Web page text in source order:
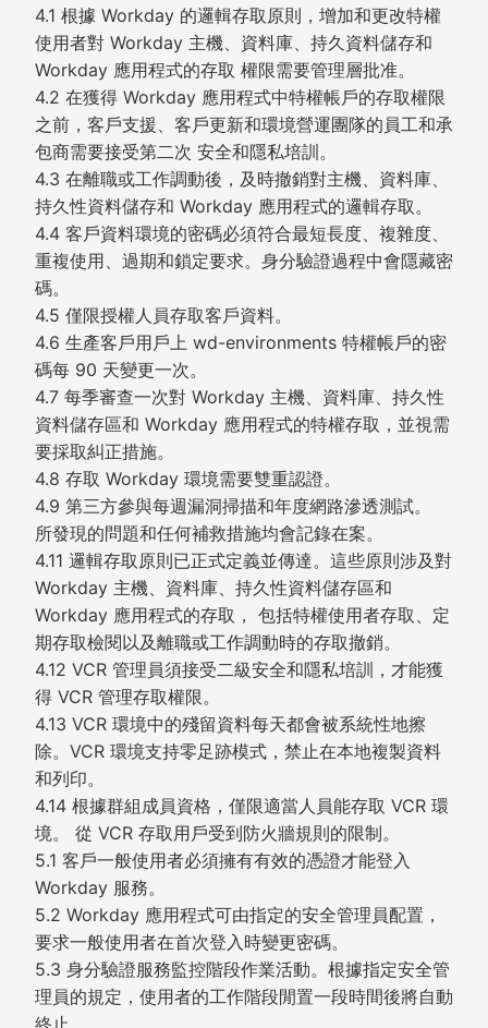
4.1 根據 Workday 的邏輯存取原則，增加和更改特權
使用者對 Workday 主機、資料庫、持久資料儲存和
Workday 應用程式的存取 權限需要管理層批准。
4.2 在獲得 Workday 應用程式中特權帳戶的存取權限
之前，客戶支援、客戶更新和環境營運團隊的員工和承
包商需要接受第二次 安全和隱私培訓。
4.3 在離職或工作調動後，及時撤銷對主機、資料庫、
持久性資料儲存和 Workday 應用程式的邏輯存取。
4.4 客戶資料環境的密碼必須符合最短長度、複雜度、
重複使用、過期和鎖定要求。身分驗證過程中會隱藏密
碼。
4.5 僅限授權人員存取客戶資料。
4.6 生產客戶用戶上 wd-environments 特權帳戶的密
碼每 90 天變更一次。
4.7 每季審查一次對 Workday 主機、資料庫、持久性
資料儲存區和 Workday 應用程式的特權存取，並視需
要採取糾正措施。
4.8 存取 Workday 環境需要雙重認證。
4.9 第三方參與每週漏洞掃描和年度網路滲透測試。
所發現的問題和任何補救措施均會記錄在案。
4.11 邏輯存取原則已正式定義並傳達。這些原則涉及對
Workday 主機、資料庫、持久性資料儲存區和
Workday 應用程式的存取， 包括特權使用者存取、定
期存取檢閱以及離職或工作調動時的存取撤銷。
4.12 VCR 管理員須接受二級安全和隱私培訓，才能獲
得 VCR 管理存取權限。
4.13 VCR 環境中的殘留資料每天都會被系統性地擦
除。VCR 環境支持零足跡模式，禁止在本地複製資料
和列印。
4.14 根據群組成員資格，僅限適當人員能存取 VCR 環
境。 從 VCR 存取用戶受到防火牆規則的限制。
5.1 客戶一般使用者必須擁有有效的憑證才能登入
Workday 服務。
5.2 Workday 應用程式可由指定的安全管理員配置，
要求一般使用者在首次登入時變更密碼。
5.3 身分驗證服務監控階段作業活動。根據指定安全管
理員的規定，使用者的工作階段閒置一段時間後將自動
終止。